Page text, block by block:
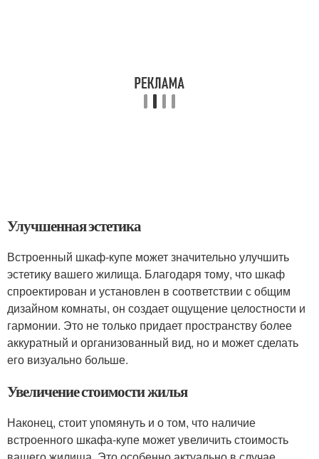
Улучшенная эстетика
Встроенный шкаф-купе может значительно улучшить
эстетику вашего жилища. Благодаря тому, что шкаф
спроектирован и установлен в соответствии с общим
дизайном комнаты, он создает ощущение целостности и
гармонии. Это не только придает пространству более
аккуратный и организованный вид, но и может сделать
его визуально больше.
Увеличение стоимости жилья
Наконец, стоит упомянуть и о том, что наличие
встроенного шкафа-купе может увеличить стоимость